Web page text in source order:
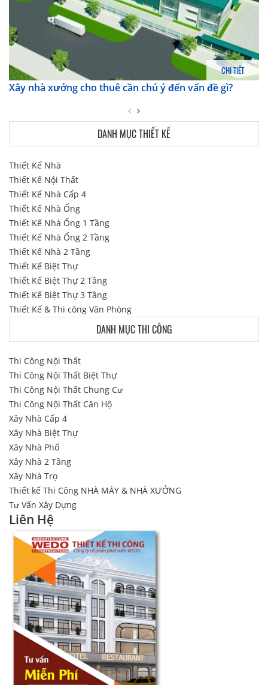
CHI TIẾT
Xây nhà xưởng cho thuê cần chú ý đến vấn đề gì?
DANH MỤC THIẾT KẾ
Thiết Kế Nhà
Thiết Kế Nội Thất
Thiết Kế Nhà Cấp 4
Thiết Kế Nhà Ống
Thiết Kế Nhà Ống 1 Tầng
Thiết Kế Nhà Ống 2 Tầng
Thiết Kế Nhà 2 Tầng
Thiết Kế Biệt Thự
Thiết Kế Biệt Thự 2 Tầng
Thiết Kế Biệt Thự 3 Tầng
Thiết Kế & Thi công Văn Phòng
DANH MỤC THI CÔNG
Thi Công Nội Thất
Thi Công Nội Thất Biệt Thự
Thi Công Nội Thất Chung Cư
Thi Công Nội Thất Căn Hộ
Xây Nhà Cấp 4
Xây Nhà Biệt Thự
Xây Nhà Phố
Xây Nhà 2 Tầng
Xây Nhà Trọ
Thiết kế Thi Công NHÀ MÁY & NHÀ XƯỞNG
Tư Vấn Xây Dựng
Liên Hệ